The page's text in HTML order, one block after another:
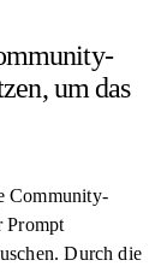
um das
Community-
Prompt
Durch die